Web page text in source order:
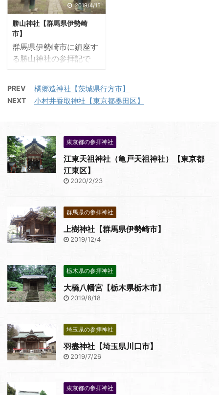
2019/4/15
勝山神社【群馬県伊勢崎
市】
群馬県伊勢崎市に鎮座す
る勝山神社の参拝記で
す。旧境町にあり和銅年
載神社とされています。
笠間稲荷神社本殿や冠稲
金井烏洲の天井絵、天田
熊郊の絵画があります。
PREV 橘郷造神社【茨城県行方市】
NEXT 小村井香取神社【東京都墨田区】
東京都の参拝神社
江東天祖神社（亀戸天祖神社）【東京都
江東区】
2020/2/23
群馬県の参拝神社
上樹神社【群馬県伊勢崎市】
2019/12/4
栃木県の参拝神社
大橋八幡宮【栃木県栃木市】
2019/8/18
埼玉県の参拝神社
羽盡神社【埼玉県川口市】
2019/7/26
東京都の参拝神社